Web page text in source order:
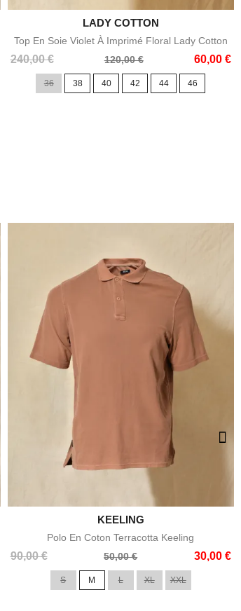
Aperçu rapide
LADY COTTON
Top En Soie Violet À Imprimé Floral Lady Cotton
240,00 €
Prix
120,00 € 60,00 €
Prix
36 38 40 42 44 46
Aperçu rapide
KEELING
Polo En Coton Terracotta Keeling
90,00 €
Prix
50,00 € 30,00 €
Prix
S M L XL XXL